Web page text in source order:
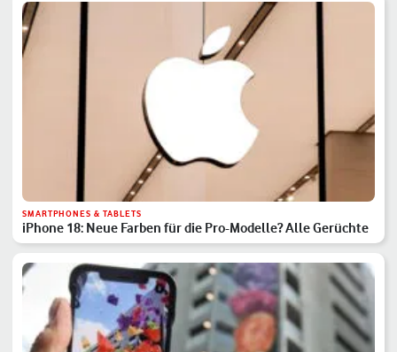
SMARTPHONES & TABLETS
iPhone 18: Neue Farben für die Pro-Modelle? Alle Gerüchte